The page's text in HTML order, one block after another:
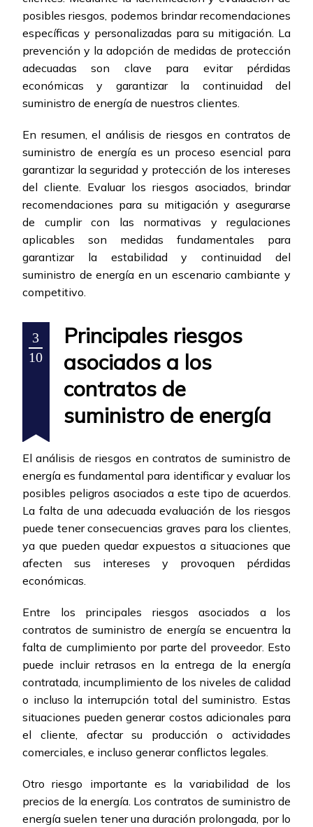
posibles riesgos, podemos brindar recomendaciones
específicas y personalizadas para su mitigación. La
prevención y la adopción de medidas de protección
adecuadas son clave para evitar pérdidas
económicas y garantizar la continuidad del
suministro de energía de nuestros clientes.
En resumen, el análisis de riesgos en contratos de
suministro de energía es un proceso esencial para
garantizar la seguridad y protección de los intereses
del cliente. Evaluar los riesgos asociados, brindar
recomendaciones para su mitigación y asegurarse
de cumplir con las normativas y regulaciones
aplicables son medidas fundamentales para
garantizar la estabilidad y continuidad del
suministro de energía en un escenario cambiante y
competitivo.
3
10
Principales riesgos
asociados a los
contratos de
suministro de energía
El análisis de riesgos en contratos de suministro de
energía es fundamental para identificar y evaluar los
posibles peligros asociados a este tipo de acuerdos.
La falta de una adecuada evaluación de los riesgos
puede tener consecuencias graves para los clientes,
ya que pueden quedar expuestos a situaciones que
afecten sus intereses y provoquen pérdidas
económicas.
Entre los principales riesgos asociados a los
contratos de suministro de energía se encuentra la
falta de cumplimiento por parte del proveedor. Esto
puede incluir retrasos en la entrega de la energía
contratada, incumplimiento de los niveles de calidad
o incluso la interrupción total del suministro. Estas
situaciones pueden generar costos adicionales para
el cliente, afectar su producción o actividades
comerciales, e incluso generar conflictos legales.
Otro riesgo importante es la variabilidad de los
precios de la energía. Los contratos de suministro de
energía suelen tener una duración prolongada, por lo